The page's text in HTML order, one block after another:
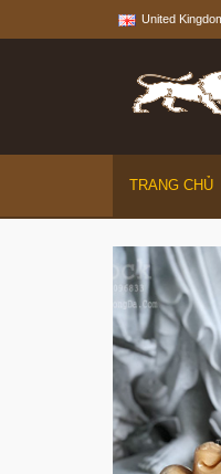
United
TRANG CHỦ